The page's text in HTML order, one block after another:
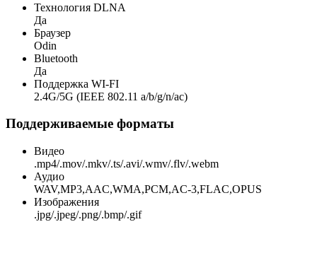
Технология DLNA
Да
Браузер
Odin
Bluetooth
Да
Поддержка WI-FI
2.4G/5G (IEEE 802.11 a/b/g/n/ac)
Поддерживаемые форматы
Видео
.mp4/.mov/.mkv/.ts/.avi/.wmv/.flv/.webm
Аудио
WAV,MP3,AAC,WMA,PCM,AC-3,FLAC,OPUS
Изображения
.jpg/.jpeg/.png/.bmp/.gif